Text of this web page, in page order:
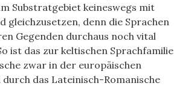
Substratgebiet keineswegs mit
gleichzusetzen, denn die Sprachen
Gegenden durchaus noch vital
ist das zur keltischen Sprachfamilie
zwar in der europäischen
durch das Lateinisch-Romanische